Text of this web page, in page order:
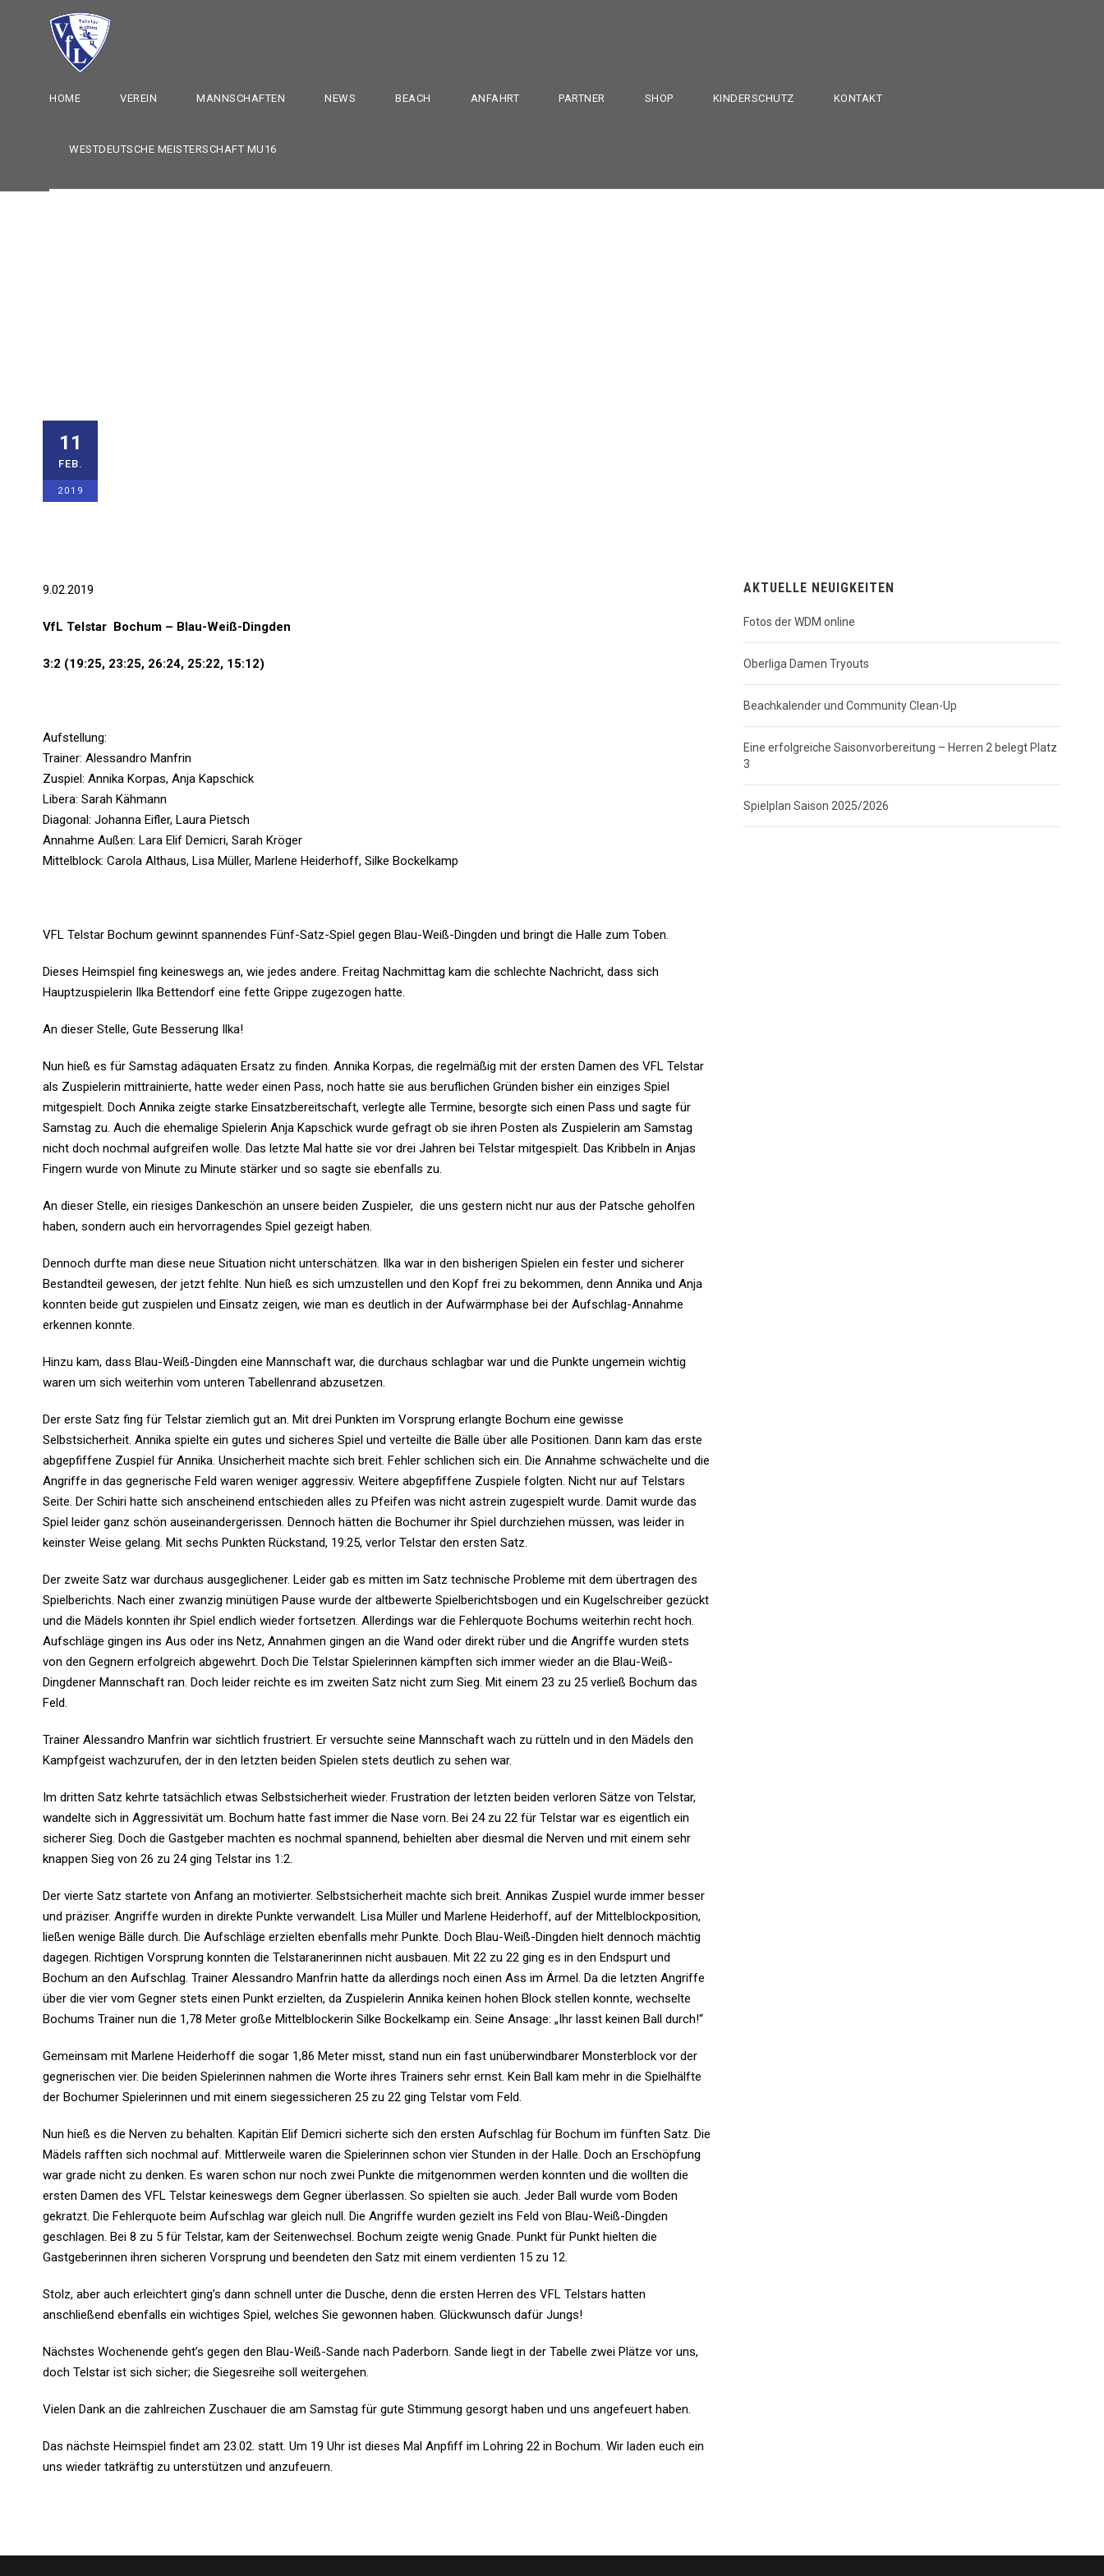
HOME VEREIN MANNSCHAFTEN NEWS BEACH ANFAHRT PARTNER SHOP KINDERSCHUTZ KONTAKT
WESTDEUTSCHE MEISTERSCHAFT MU16
11
FEB.
2019
9.02.2019
VfL Telstar Bochum – Blau-Weiß-Dingden
3:2 (19:25, 23:25, 26:24, 25:22, 15:12)
Aufstellung:
Trainer: Alessandro Manfrin
Zuspiel: Annika Korpas, Anja Kapschick
Libera: Sarah Kähmann
Diagonal: Johanna Eifler, Laura Pietsch
Annahme Außen: Lara Elif Demicri, Sarah Kröger
Mittelblock: Carola Althaus, Lisa Müller, Marlene Heiderhoff, Silke Bockelkamp
VFL Telstar Bochum gewinnt spannendes Fünf-Satz-Spiel gegen Blau-Weiß-Dingden und bringt die Halle zum Toben.
Dieses Heimspiel fing keineswegs an, wie jedes andere. Freitag Nachmittag kam die schlechte Nachricht, dass sich
Hauptzuspielerin Ilka Bettendorf eine fette Grippe zugezogen hatte.
An dieser Stelle, Gute Besserung Ilka!
Nun hieß es für Samstag adäquaten Ersatz zu finden. Annika Korpas, die regelmäßig mit der ersten Damen des VFL Telstar
als Zuspielerin mittrainierte, hatte weder einen Pass, noch hatte sie aus beruflichen Gründen bisher ein einziges Spiel
mitgespielt. Doch Annika zeigte starke Einsatzbereitschaft, verlegte alle Termine, besorgte sich einen Pass und sagte für
Samstag zu. Auch die ehemalige Spielerin Anja Kapschick wurde gefragt ob sie ihren Posten als Zuspielerin am Samstag
nicht doch nochmal aufgreifen wolle. Das letzte Mal hatte sie vor drei Jahren bei Telstar mitgespielt. Das Kribbeln in Anjas
Fingern wurde von Minute zu Minute stärker und so sagte sie ebenfalls zu.
An dieser Stelle, ein riesiges Dankeschön an unsere beiden Zuspieler, die uns gestern nicht nur aus der Patsche geholfen
haben, sondern auch ein hervorragendes Spiel gezeigt haben.
Dennoch durfte man diese neue Situation nicht unterschätzen. Ilka war in den bisherigen Spielen ein fester und sicherer
Bestandteil gewesen, der jetzt fehlte. Nun hieß es sich umzustellen und den Kopf frei zu bekommen, denn Annika und Anja
konnten beide gut zuspielen und Einsatz zeigen, wie man es deutlich in der Aufwärmphase bei der Aufschlag-Annahme
erkennen konnte.
Hinzu kam, dass Blau-Weiß-Dingden eine Mannschaft war, die durchaus schlagbar war und die Punkte ungemein wichtig
waren um sich weiterhin vom unteren Tabellenrand abzusetzen.
Der erste Satz fing für Telstar ziemlich gut an. Mit drei Punkten im Vorsprung erlangte Bochum eine gewisse
Selbstsicherheit. Annika spielte ein gutes und sicheres Spiel und verteilte die Bälle über alle Positionen. Dann kam das erste
abgepfiffene Zuspiel für Annika. Unsicherheit machte sich breit. Fehler schlichen sich ein. Die Annahme schwächelte und die
Angriffe in das gegnerische Feld waren weniger aggressiv. Weitere abgepfiffene Zuspiele folgten. Nicht nur auf Telstars
Seite. Der Schiri hatte sich anscheinend entschieden alles zu Pfeifen was nicht astrein zugespielt wurde. Damit wurde das
Spiel leider ganz schön auseinandergerissen. Dennoch hätten die Bochumer ihr Spiel durchziehen müssen, was leider in
keinster Weise gelang. Mit sechs Punkten Rückstand, 19:25, verlor Telstar den ersten Satz.
Der zweite Satz war durchaus ausgeglichener. Leider gab es mitten im Satz technische Probleme mit dem übertragen des
Spielberichts. Nach einer zwanzig minütigen Pause wurde der altbewerte Spielberichtsbogen und ein Kugelschreiber gezückt
und die Mädels konnten ihr Spiel endlich wieder fortsetzen. Allerdings war die Fehlerquote Bochums weiterhin recht hoch.
Aufschläge gingen ins Aus oder ins Netz, Annahmen gingen an die Wand oder direkt rüber und die Angriffe wurden stets
von den Gegnern erfolgreich abgewehrt. Doch Die Telstar Spielerinnen kämpften sich immer wieder an die Blau-Weiß-
Dingdener Mannschaft ran. Doch leider reichte es im zweiten Satz nicht zum Sieg. Mit einem 23 zu 25 verließ Bochum das
Feld.
Trainer Alessandro Manfrin war sichtlich frustriert. Er versuchte seine Mannschaft wach zu rütteln und in den Mädels den
Kampfgeist wachzurufen, der in den letzten beiden Spielen stets deutlich zu sehen war.
Im dritten Satz kehrte tatsächlich etwas Selbstsicherheit wieder. Frustration der letzten beiden verloren Sätze von Telstar,
wandelte sich in Aggressivität um. Bochum hatte fast immer die Nase vorn. Bei 24 zu 22 für Telstar war es eigentlich ein
sicherer Sieg. Doch die Gastgeber machten es nochmal spannend, behielten aber diesmal die Nerven und mit einem sehr
knappen Sieg von 26 zu 24 ging Telstar ins 1:2.
Der vierte Satz startete von Anfang an motivierter. Selbstsicherheit machte sich breit. Annikas Zuspiel wurde immer besser
und präziser. Angriffe wurden in direkte Punkte verwandelt. Lisa Müller und Marlene Heiderhoff, auf der Mittelblockposition,
ließen wenige Bälle durch. Die Aufschläge erzielten ebenfalls mehr Punkte. Doch Blau-Weiß-Dingden hielt dennoch mächtig
dagegen. Richtigen Vorsprung konnten die Telstaranerinnen nicht ausbauen. Mit 22 zu 22 ging es in den Endspurt und
Bochum an den Aufschlag. Trainer Alessandro Manfrin hatte da allerdings noch einen Ass im Ärmel. Da die letzten Angriffe
über die vier vom Gegner stets einen Punkt erzielten, da Zuspielerin Annika keinen hohen Block stellen konnte, wechselte
Bochums Trainer nun die 1,78 Meter große Mittelblockerin Silke Bockelkamp ein. Seine Ansage: „Ihr lasst keinen Ball durch!“
Gemeinsam mit Marlene Heiderhoff die sogar 1,86 Meter misst, stand nun ein fast unüberwindbarer Monsterblock vor der
gegnerischen vier. Die beiden Spielerinnen nahmen die Worte ihres Trainers sehr ernst. Kein Ball kam mehr in die Spielhälfte
der Bochumer Spielerinnen und mit einem siegessicheren 25 zu 22 ging Telstar vom Feld.
Nun hieß es die Nerven zu behalten. Kapitän Elif Demicri sicherte sich den ersten Aufschlag für Bochum im fünften Satz. Die
Mädels rafften sich nochmal auf. Mittlerweile waren die Spielerinnen schon vier Stunden in der Halle. Doch an Erschöpfung
war grade nicht zu denken. Es waren schon nur noch zwei Punkte die mitgenommen werden konnten und die wollten die
ersten Damen des VFL Telstar keineswegs dem Gegner überlassen. So spielten sie auch. Jeder Ball wurde vom Boden
gekratzt. Die Fehlerquote beim Aufschlag war gleich null. Die Angriffe wurden gezielt ins Feld von Blau-Weiß-Dingden
geschlagen. Bei 8 zu 5 für Telstar, kam der Seitenwechsel. Bochum zeigte wenig Gnade. Punkt für Punkt hielten die
Gastgeberinnen ihren sicheren Vorsprung und beendeten den Satz mit einem verdienten 15 zu 12.
Stolz, aber auch erleichtert ging’s dann schnell unter die Dusche, denn die ersten Herren des VFL Telstars hatten
anschließend ebenfalls ein wichtiges Spiel, welches Sie gewonnen haben. Glückwunsch dafür Jungs!
Nächstes Wochenende geht’s gegen den Blau-Weiß-Sande nach Paderborn. Sande liegt in der Tabelle zwei Plätze vor uns,
doch Telstar ist sich sicher; die Siegesreihe soll weitergehen.
Vielen Dank an die zahlreichen Zuschauer die am Samstag für gute Stimmung gesorgt haben und uns angefeuert haben.
Das nächste Heimspiel findet am 23.02. statt. Um 19 Uhr ist dieses Mal Anpfiff im Lohring 22 in Bochum. Wir laden euch ein
uns wieder tatkräftig zu unterstützen und anzufeuern.
AKTUELLE NEUIGKEITEN
Fotos der WDM online
Oberliga Damen Tryouts
Beachkalender und Community Clean-Up
Eine erfolgreiche Saisonvorbereitung – Herren 2 belegt Platz
3
Spielplan Saison 2025/2026